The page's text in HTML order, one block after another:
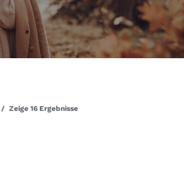
Zeige 16 Ergebnisse